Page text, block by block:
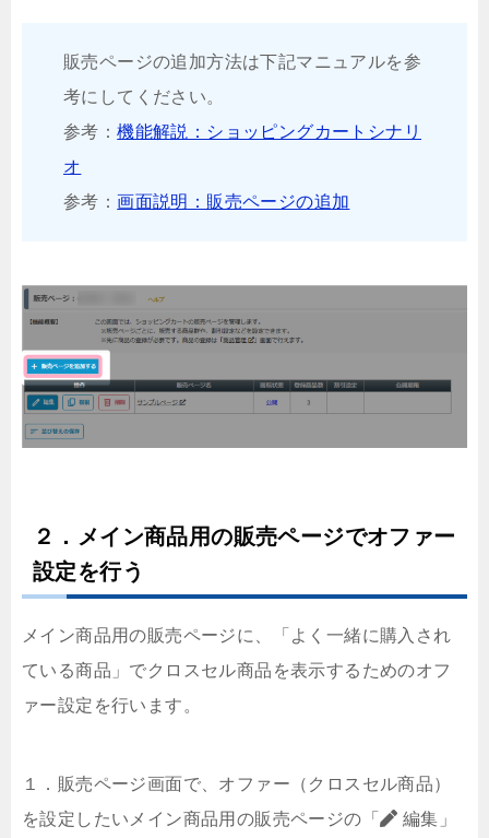
販売ページの追加方法は下記マニュアルを参
考にしてください。
参考：機能解説：ショッピングカートシナリ
オ
参考：画面説明：販売ページの追加
２．メイン商品用の販売ページでオファー
設定を行う
メイン商品用の販売ページに、「よく一緒に購入され
ている商品」でクロスセル商品を表示するためのオフ
ァー設定を行います。
１．販売ページ画面で、オファー（クロスセル商品）
を設定したいメイン商品用の販売ページの「
編集」